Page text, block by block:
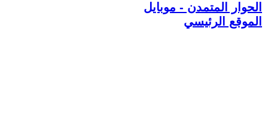
الحوار المتمدن - موبايل
الموقع الرئيسي